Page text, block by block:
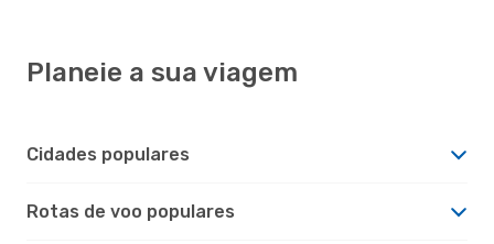
Planeie a sua viagem
Cidades populares
Rotas de voo populares